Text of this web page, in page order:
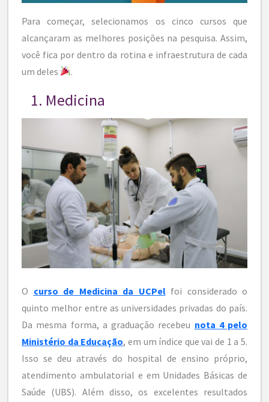
Para começar, selecionamos os cinco cursos que
alcançaram as melhores posições na pesquisa. Assim,
você fica por dentro da rotina e infraestrutura de cada
um deles
.
1. Medicina
O curso de Medicina da UCPelfoi considerado o
quinto melhor entre as universidades privadas do país.
Da mesma forma, a graduação recebeu nota 4 pelo
Ministério da Educação, em um índice que vai de 1 a 5.
Isso se deu através do hospital de ensino próprio,
atendimento ambulatorial e em Unidades Básicas de
Saúde (UBS). Além disso, os excelentes resultados